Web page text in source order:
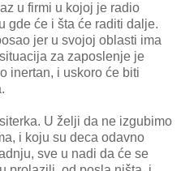
u firmi u kojoj je radio
gde će i šta će raditi dalje.
jer u svojoj oblasti ima
za zaposlenje je
inertan, i uskoro će biti
U želji da ne izgubimo
i koju su deca odavno
sve u nadi da će se